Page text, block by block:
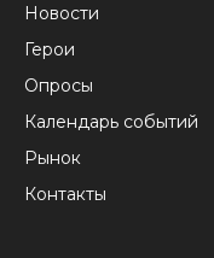
Новости
Герои
Опросы
Календарь событий
Рынок
Контакты